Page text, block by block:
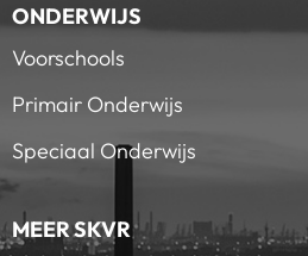
ONDERWIJS
Voorschools
Primair Onderwijs
Speciaal Onderwijs
MEER SKVR